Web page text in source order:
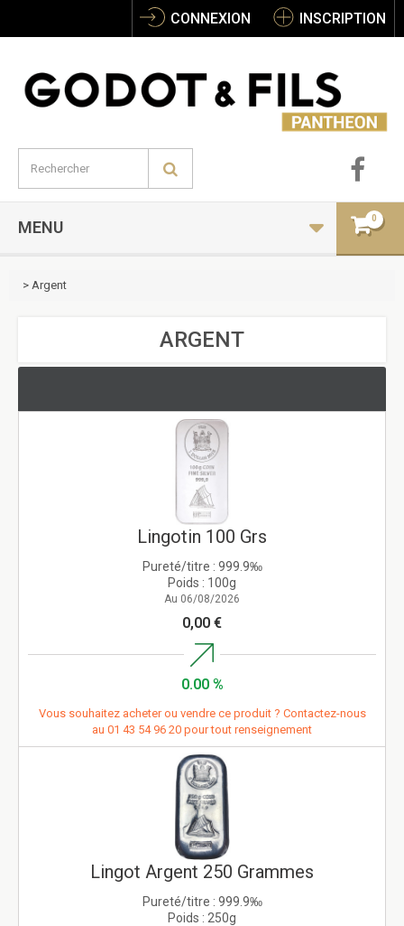
CONNEXION INSCRIPTION
MENU 0
> Argent
ARGENT
Lingotin 100 Grs
Pureté/titre : 999.9‰
Poids : 100g
Au 06/08/2026
0,00 €
0.00 %
Vous souhaitez acheter ou vendre ce produit ? Contactez-nous
au 01 43 54 96 20 pour tout renseignement
Lingot Argent 250 Grammes
Pureté/titre : 999.9‰
Poids : 250g